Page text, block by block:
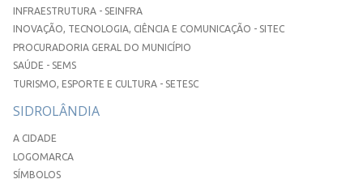
INFRAESTRUTURA - SEINFRA
INOVAÇÃO, TECNOLOGIA, CIÊNCIA E COMUNICAÇÃO - SITEC
PROCURADORIA GERAL DO MUNICÍPIO
SAÚDE - SEMS
TURISMO, ESPORTE E CULTURA - SETESC
SIDROLÂNDIA
A CIDADE
LOGOMARCA
SÍMBOLOS